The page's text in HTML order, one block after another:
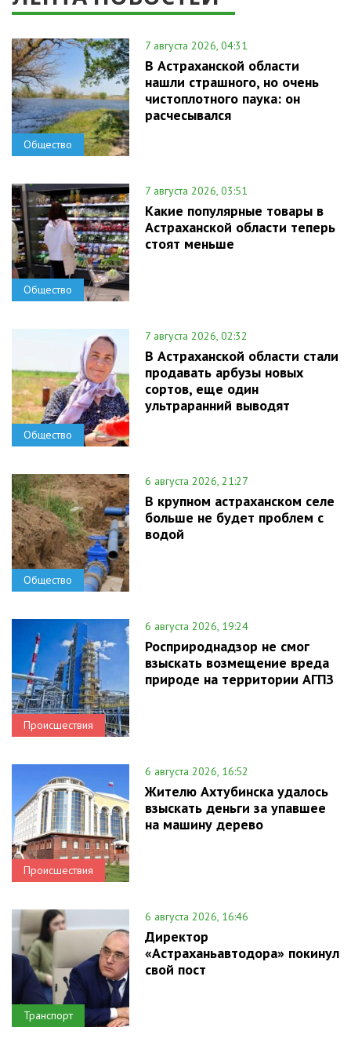
Общество
7 августа 2026, 04:31
В Астраханской области
нашли страшного, но очень
чистоплотного паука: он
расчесывался
Общество
7 августа 2026, 03:51
Какие популярные товары в
Астраханской области теперь
стоят меньше
Общество
7 августа 2026, 02:32
В Астраханской области стали
продавать арбузы новых
сортов, еще один
ультраранний выводят
Общество
6 августа 2026, 21:27
В крупном астраханском селе
больше не будет проблем с
водой
Происшествия
6 августа 2026, 19:24
Росприроднадзор не смог
взыскать возмещение вреда
природе на территории АГПЗ
Происшествия
6 августа 2026, 16:52
Жителю Ахтубинска удалось
взыскать деньги за упавшее
на машину дерево
Транспорт
6 августа 2026, 16:46
Директор
«Астраханьавтодора» покинул
свой пост